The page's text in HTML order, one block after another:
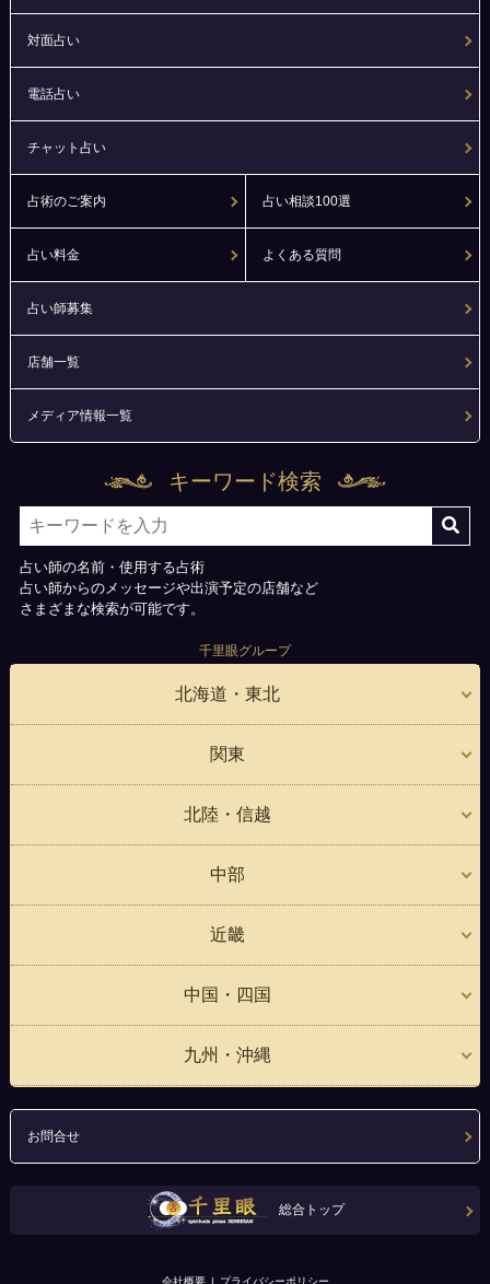
対面占い
電話占い
チャット占い
占術のご案内 占い相談100選
占い料金 よくある質問
占い師募集
店舗一覧
メディア情報一覧
キーワード検索
占い師の名前・使用する占術
占い師からのメッセージや出演予定の店舗など
さまざまな検索が可能です。
千里眼グループ
北海道・東北
関東
北陸・信越
中部
近畿
中国・四国
九州・沖縄
お問合せ
総合トップ
会社概要 プライバシーポリシー